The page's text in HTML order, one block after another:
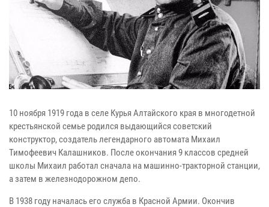
10 ноября 1919 года в селе Курья Алтайского края в многодетной
крестьянской семье родился выдающийся советский
конструктор, создатель легендарного автомата Михаил
Тимофеевич Калашников. После окончания 9 классов средней
школы Михаил работал сначала на машинно-тракторной станции,
а затем в железнодорожном депо.
В 1938 году началась его служба в Красной Армии. Окончив